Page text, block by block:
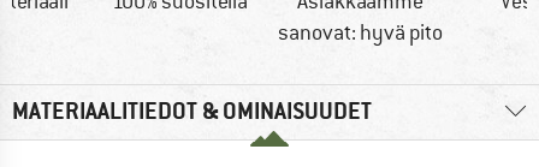
sanovat: hyvä pito
MATERIAALITIEDOT & OMINAISUUDET